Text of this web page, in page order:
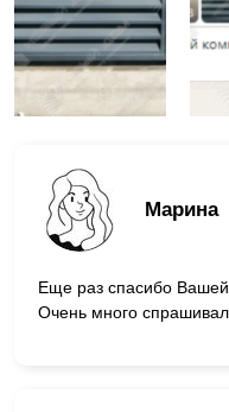
Марина
Еще раз спасибо
Очень много